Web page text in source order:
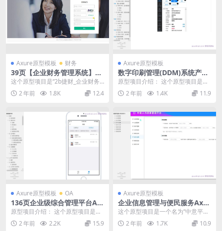
Axure原型模板 财务
39页【企业财务管理系统】W
eb端Axure原型模板案例下载
这个原型项目是“2b捷财_企业财务
管理系统web端”，它是一个面向企
业财务管理的...
2 年前 1.8K 12.4
Axure原型模板
数字印刷管理(DDM)系统产品
原型模板案例Axure RP源文
原型项目介绍： 这个原型项目是一
个数字文档管理（DDM）系统，旨
在优化文档处理流...
2 年前 1.4K 11.9
Axure原型模板 OA
136页企业级综合管理平台Ax
ure原型模板
原型项目介绍： 这个原型项目是一
个企业级的综合管理平台，旨在提
升企业的内部管理效...
2 年前 2.2K 15.9
Axure原型模板
企业信息管理与便民服务Axur
e原型模板
这个原型项目是一个名为“中意平台
端”的便民信息平台，旨在为企业和
个人提供一个便捷...
2 年前 1.7K 10.9